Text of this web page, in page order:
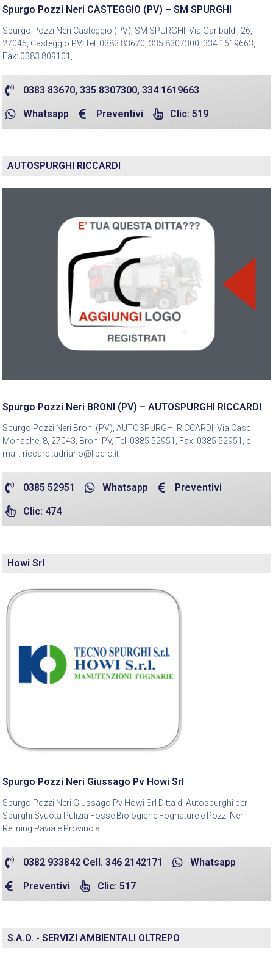
Spurgo Pozzi Neri CASTEGGIO (PV) – SM SPURGHI
Spurgo Pozzi Neri Casteggio (PV), SM SPURGHI, Via Garibaldi, 26,
27045, Casteggio PV, Tel: 0383 83670, 335 8307300, 334 1619663,
Fax: 0383 809101,
0383 83670, 335 8307300, 334 1619663
Whatsapp Preventivi Clic: 519
AUTOSPURGHI RICCARDI
Spurgo Pozzi Neri BRONI (PV) – AUTOSPURGHI RICCARDI
Spurgo Pozzi Neri Broni (PV), AUTOSPURGHI RICCARDI, Via Casc.
Monache, 8, 27043, Broni PV, Tel: 0385 52951, Fax: 0385 52951, e-
mail: riccardi.adriano@libero.it
0385 52951 Whatsapp Preventivi
Clic: 474
Howi Srl
Spurgo Pozzi Neri Giussago Pv Howi Srl
Spurgo Pozzi Neri Giussago Pv Howi Srl Ditta di Autospurghi per
Spurghi Svuota Pulizia Fosse Biologiche Fognature e Pozzi Neri
Relining Pavia e Provincia
0382 933842 Cell. 346 2142171 Whatsapp
Preventivi Clic: 517
S.A.O. - SERVIZI AMBIENTALI OLTREPO